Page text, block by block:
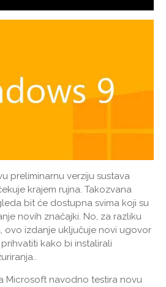
preliminarnu verziju sustava
krajem rujna. Takozvana
bit će dostupna svima koji su
novih značajki. No, za razliku
ovo izdanje uključuje novi ugovor
kako bi instalirali
Microsoft navodno testira novu